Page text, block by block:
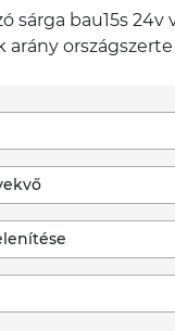
arány országszerte